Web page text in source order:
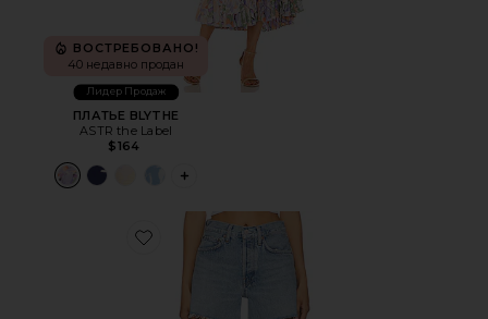
ВОСТРЕБОВАНО!
40 недавно продан
Лидер Продаж
ПЛАТЬЕ BLYTHE
ASTR the Label
$164
PLUS ICON TO SEE MORE OPTIONS FOR
Favorite ШОРТЫ PARKER